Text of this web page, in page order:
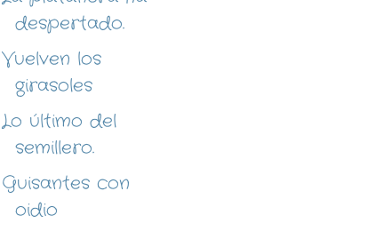
despertado.
Vuelven los
girasoles
Lo último del
semillero.
Guisantes con
oidio